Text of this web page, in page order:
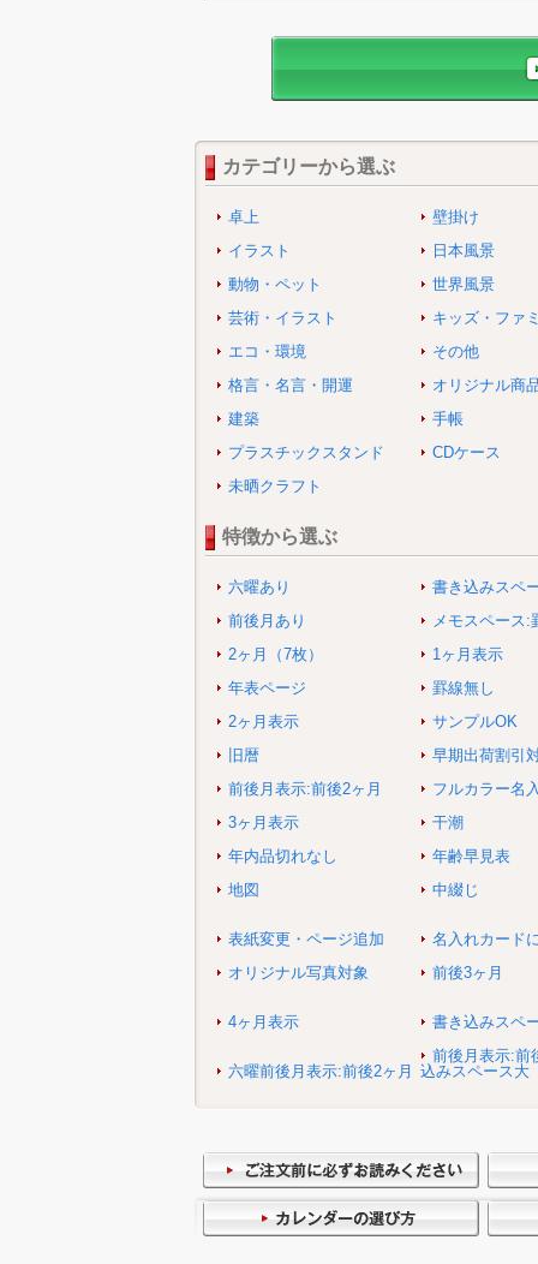
カテゴリーから選ぶ
卓上
壁掛け
イラスト
日本風景
動物・ペット
世界風景
芸術・イラスト
キッズ・ファ
エコ・環境
その他
格言・名言・開運
オリジナル商
建築
手帳
プラスチックスタンド
CDケース
未晒クラフト
特徴から選ぶ
六曜あり
書き込みスペ
前後月あり
メモスペース:
2ヶ月（7枚）
1ヶ月表示
年表ページ
罫線無し
2ヶ月表示
サンプルOK
旧暦
早期出荷割引
前後月表示:前後2ヶ月
フルカラー名
3ヶ月表示
干潮
年内品切れなし
年齢早見表
地図
中綴じ
表紙変更・ページ追加
名入れカード
オリジナル写真対象
前後3ヶ月
4ヶ月表示 書き込みスペ
六曜前後月表示:前後2ヶ月
前後月表示:前
込みスペース大